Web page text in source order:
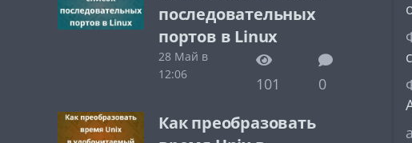
последовательных
портов в Linux
28 Май в
12:06
101 0
Как преобразовать